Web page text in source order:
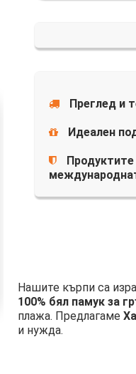
Преглед и
Идеален
Продуктите
Нашите кърпи са
100% бял памук за
плажа. Предлагаме
и нужда.